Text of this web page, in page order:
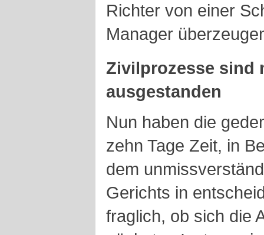
Richter von einer
Manager
Zivilprozesse sind
ausgestanden
Nun haben die
zehn Tage Zeit, in
dem
Gerichts in
fraglich, ob sich die